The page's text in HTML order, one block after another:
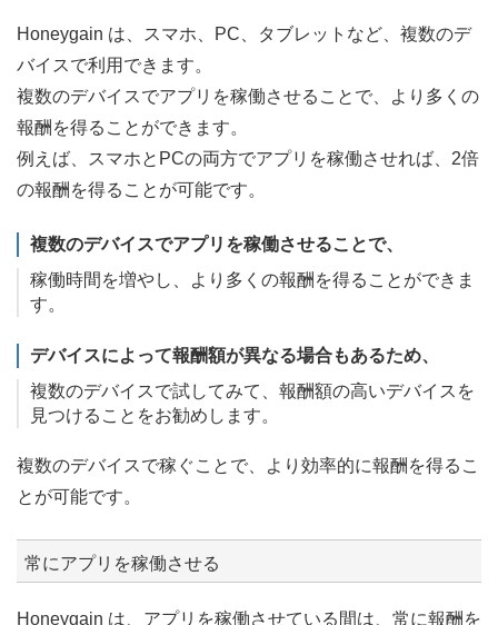
Honeygain は、スマホ、PC、タブレットなど、複数のデ
バイスで利用できます。
複数のデバイスでアプリを稼働させることで、より多くの
報酬を得ることができます。
例えば、スマホとPCの両方でアプリを稼働させれば、2倍
の報酬を得ることが可能です。
複数のデバイスでアプリを稼働させることで、
稼働時間を増やし、より多くの報酬を得ることができま
す。
デバイスによって報酬額が異なる場合もあるため、
複数のデバイスで試してみて、報酬額の高いデバイスを
見つけることをお勧めします。
複数のデバイスで稼ぐことで、より効率的に報酬を得るこ
とが可能です。
常にアプリを稼働させる
Honeygain は、アプリを稼働させている間は、常に報酬を